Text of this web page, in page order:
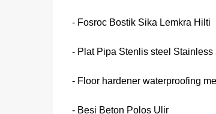
- Fosroc Bostik Sika Lemkra Hilti
- Plat Pipa Stenlis steel Stainless
- Floor hardener waterproofing
- Besi Beton Polos Ulir